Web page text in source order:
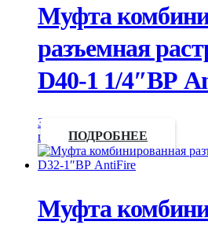
Муфта
разъемная
D40-1 1/4″ВР
Запросить
цену
ПОДРОБНЕЕ
Муфта